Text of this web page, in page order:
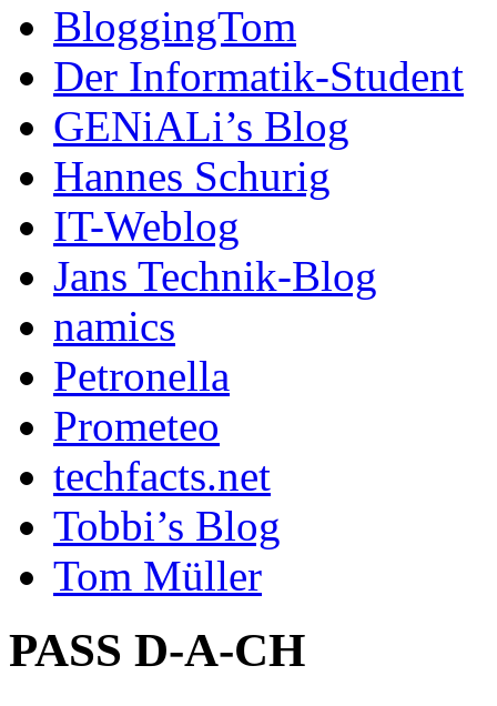
BloggingTom
Der Informatik-Student
GENiALi’s Blog
Hannes Schurig
IT-Weblog
Jans Technik-Blog
namics
Petronella
Prometeo
techfacts.net
Tobbi’s Blog
Tom Müller
PASS D-A-CH